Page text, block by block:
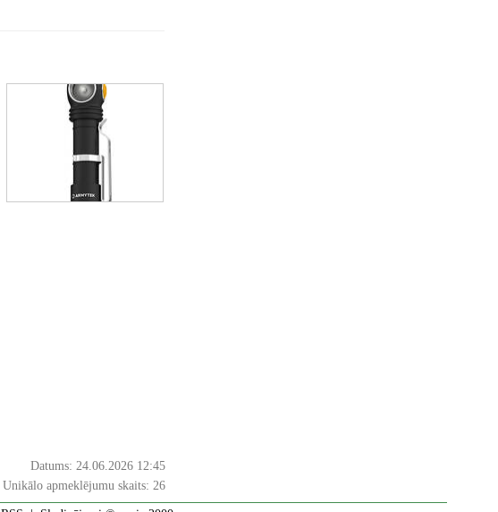
Datums: 24.06.2026 12:45
Unikālo apmeklējumu skaits: 26